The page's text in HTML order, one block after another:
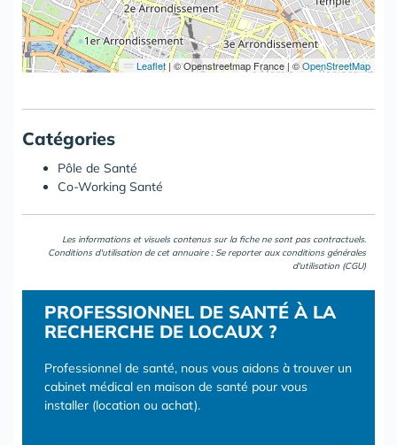
Leaflet |© Openstreetmap France | ©OpenStreetMap
Catégories
Pôle de Santé
Co-Working Santé
Les informations et visuels contenus sur la fiche ne sont pas contractuels.
Conditions d'utilisation de cet annuaire : Se reporter aux conditions générales
d'utilisation (CGU)
PROFESSIONNEL DE SANTÉ À LA
RECHERCHE DE LOCAUX ?
Professionnel de santé, nous vous aidons à trouver un
cabinet médical en maison de santé pour vous
installer (location ou achat).